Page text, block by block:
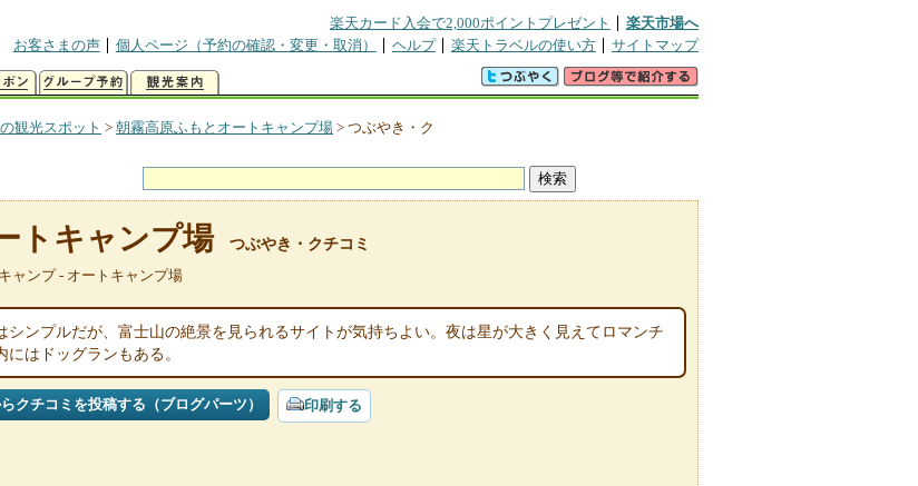
楽天カード入会で2,000ポイントプレゼント
楽天市場へ
お客さまの声
個人ページ（予約の確認・変更・取消） ヘルプ 楽天トラベルの使い方 サイトマップ
観光スポット > 朝霧高原ふもとオートキャンプ場 > つぶやき・ク
トキャンプ場 つぶやき・クチコミ
ャンプ - オートキャンプ場
シンプルだが、富士山の絶景を見られるサイトが気持ちよい。夜は星が大きく見えてロマンチ
にはドッグランもある。
クチコミを投稿する（ブログパーツ） 印刷する